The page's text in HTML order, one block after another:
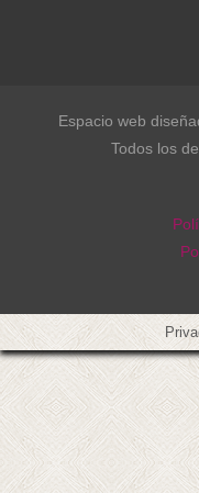
Espacio web
Todos los